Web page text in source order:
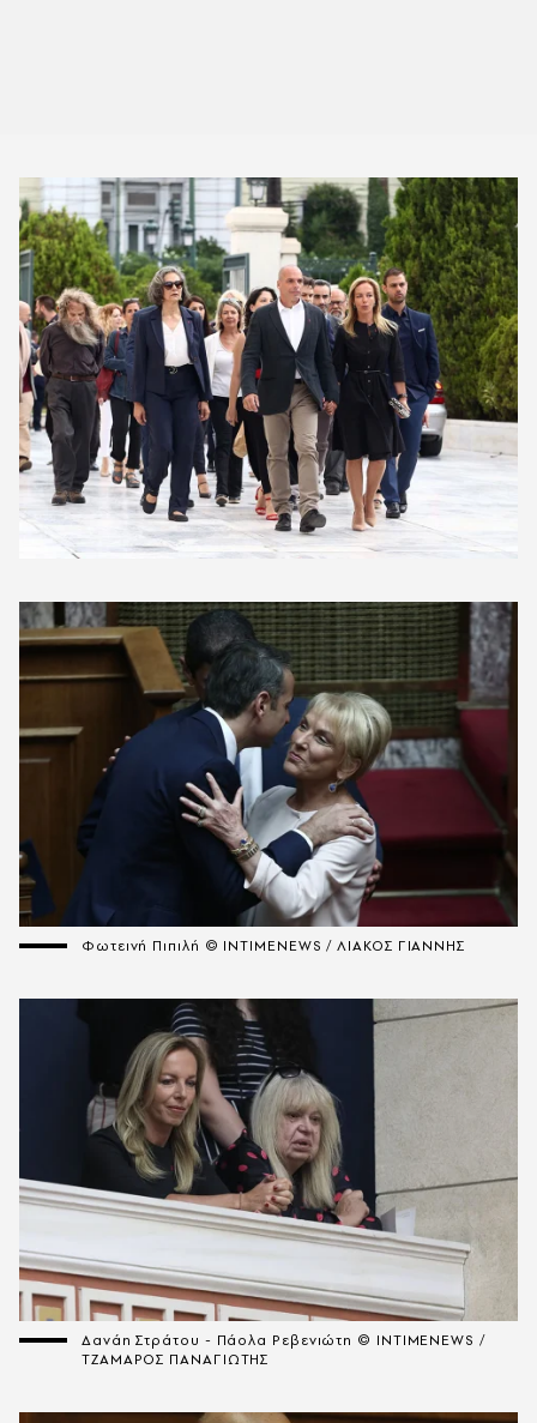
Φωτεινή Πιπιλή © INTIMENEWS / ΛΙΑΚΟΣ ΓΙΑΝΝΗΣ
Δανάη Στράτου - Πάολα Ρεβενιώτη © INTIMENEWS /
ΤΖΑΜΑΡΟΣ ΠΑΝΑΓΙΩΤΗΣ